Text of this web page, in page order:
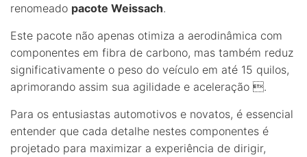
renomeado pacote Weissach.
Este pacote não apenas otimiza a aerodinâmica com
componentes em fibra de carbono, mas também reduz
significativamente o peso do veículo em até 15 quilos,
aprimorando assim sua agilidade e aceleração .
Para os entusiastas automotivos e novatos, é essencial
entender que cada detalhe nestes componentes é
projetado para maximizar a experiência de dirigir,